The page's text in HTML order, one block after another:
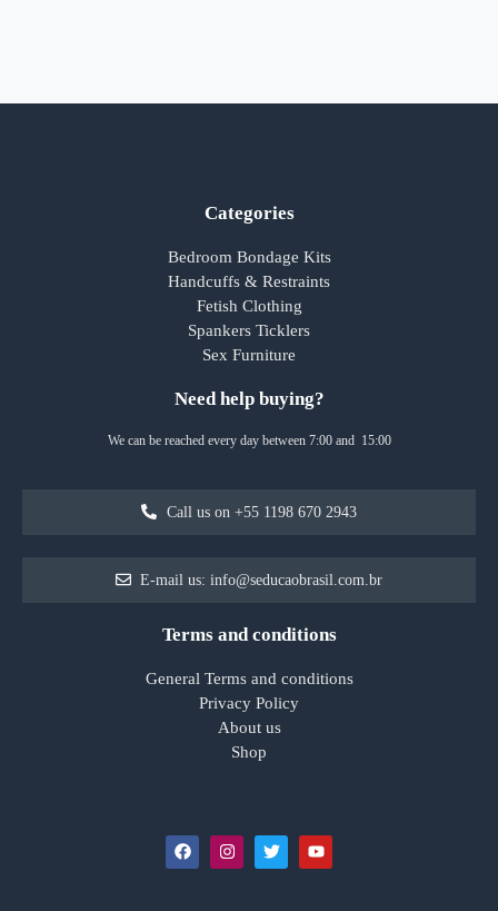
Categories
Bedroom Bondage Kits
Handcuffs & Restraints
Fetish Clothing
Spankers Ticklers
Sex Furniture
Need help buying?
We can be reached every day between 7:00 and 15:00
Call us on +55 1198 670 2943
E-mail us: info@seducaobrasil.com.br
Terms and conditions
General Terms and conditions
Privacy Policy
About us
Shop